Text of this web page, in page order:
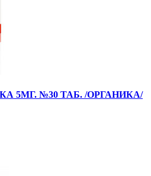
5МГ. №30 ТАБ. /ОРГАНИКА/